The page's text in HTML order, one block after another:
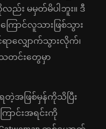
ည်း မမှတ်မိပါဘူး။ ဒီ
ြောင်လူသားဖြစ်သွား
ာလျှောက်သွားလိုက်၊
တင်းတွေမှာ
အဖြစ်မှန်ကိုသိပြီး
င်းအရင်းကို